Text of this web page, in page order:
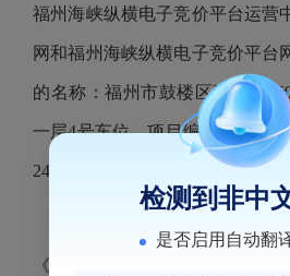
福州海峡纵横电子竞价平台运营
网和福州海峡纵横电子竞价平台
的名称：福州市鼓楼区观风亭街
一层4号车位，项目编号：
24年8月6日，该挂牌信息公告期
2024年8月7日，福州海峡
《国有资产公开招租办理规程
检测到非中
是否启用自动翻